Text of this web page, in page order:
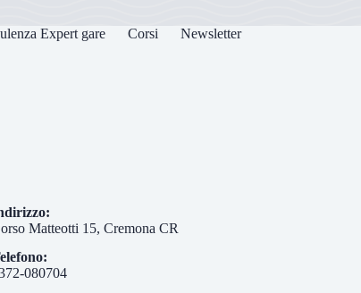
Expert gare Corsi Newsletter
Matteotti 15, Cremona CR
080704